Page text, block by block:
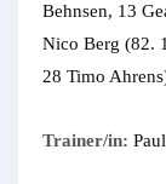
Behnsen, 13
Nico Berg (82.
28 Timo
Trainer/in: